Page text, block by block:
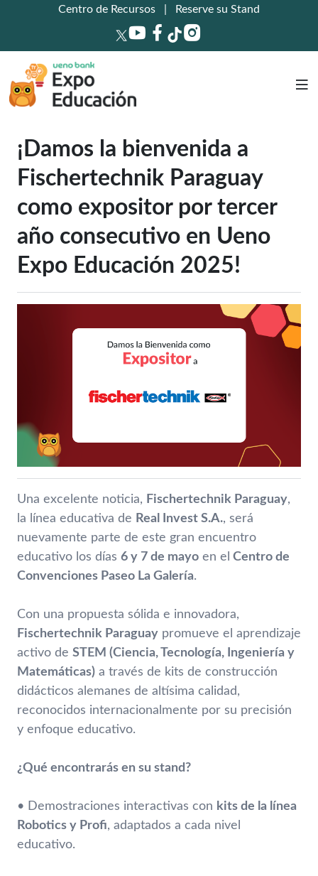
Centro de Recursos Reserve su Stand
¡Damos la bienvenida a
Fischertechnik Paraguay
como expositor por tercer
año consecutivo en Ueno
Expo Educación 2025!
Una excelente noticia, Fischertechnik Paraguay,
la línea educativa de Real Invest S.A., será
nuevamente parte de este gran encuentro
educativo los días 6 y 7 de mayo en el Centro de
Convenciones Paseo La Galería.
Con una propuesta sólida e innovadora,
Fischertechnik Paraguay promueve el aprendizaje
activo de STEM (Ciencia, Tecnología, Ingeniería y
Matemáticas) a través de kits de construcción
didácticos alemanes de altísima calidad,
reconocidos internacionalmente por su precisión
y enfoque educativo.
¿Qué encontrarás en su stand?
• Demostraciones interactivas con kits de la línea
Robotics y Profi, adaptados a cada nivel
educativo.